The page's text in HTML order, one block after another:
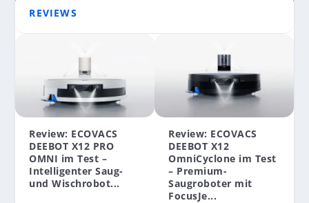
REVIEWS
Review: ECOVACS
DEEBOT X12 PRO
OMNI im Test –
Intelligenter Saug-
und Wischrobot...
Review: ECOVACS
DEEBOT X12
OmniCyclone im Test
– Premium-
Saugroboter mit
FocusJe...